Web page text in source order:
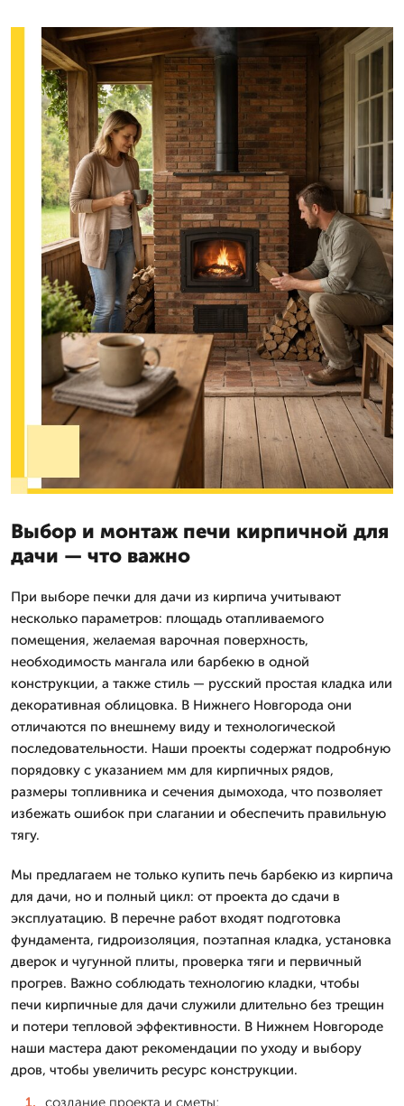
Выбор и монтаж печи кирпичной для
дачи — что важно
При выборе печки для дачи из кирпича учитывают
несколько параметров: площадь отапливаемого
помещения, желаемая варочная поверхность,
необходимость мангала или барбекю в одной
конструкции, а также стиль — русский простая кладка или
декоративная облицовка. В Нижнего Новгорода они
отличаются по внешнему виду и технологической
последовательности. Наши проекты содержат подробную
порядовку с указанием мм для кирпичных рядов,
размеры топливника и сечения дымохода, что позволяет
избежать ошибок при слагании и обеспечить правильную
тягу.
Мы предлагаем не только купить печь барбекю из кирпича
для дачи, но и полный цикл: от проекта до сдачи в
эксплуатацию. В перечне работ входят подготовка
фундамента, гидроизоляция, поэтапная кладка, установка
дверок и чугунной плиты, проверка тяги и первичный
прогрев. Важно соблюдать технологию кладки, чтобы
печи кирпичные для дачи служили длительно без трещин
и потери тепловой эффективности. В Нижнем Новгороде
наши мастера дают рекомендации по уходу и выбору
дров, чтобы увеличить ресурс конструкции.
создание проекта и сметы;